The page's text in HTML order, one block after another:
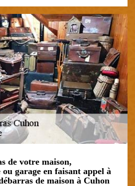
de votre maison,
garage en faisant appel à
de maison à Cuhon